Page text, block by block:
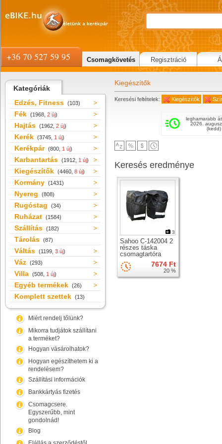
Kategóriák
Edzés, Fitness (103)
Fék (1968, 2 új)
Hajtás (1962, 2 új)
Kerék (3745, 1 új)
Kerékpár (800, 1 új)
Karbantartás (1912, 1 új)
Kiegészítők (4460, 8 új)
Kormány (1431)
Nyereg (808)
Rugóstag (34)
Ruházat (1584)
Szállítás (182)
Tárolás (87)
Váltás (1199, 3 új)
Váz (293)
Villa (508, 1 új)
Egyéb termékek (26)
Komplett szettek (13)
Miért rendelj tőlünk?
Mikorra tudjátok szállítani
a terméket?
Hogyan vásárolhatok?
Hogyan egészíthetem ki a
rendelésem?
Szállítási információk
Bankkártyás fizetés
Csomagcsere.
Egyszerűbb, mint
gondolnád!
Blog
Kiegészítők
Keresési feltételek: Kiegészítők
leghamarabb
2026.
(kedd)
Keresés eredménye
3
Sahoo C-142004 2
részes táska
csomagtartóra
7674 Ft
20 %
+36 70 527 59 95 Csomagkövetés Regisztráció